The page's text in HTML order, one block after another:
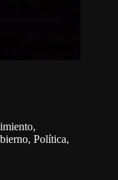
,
, Política,